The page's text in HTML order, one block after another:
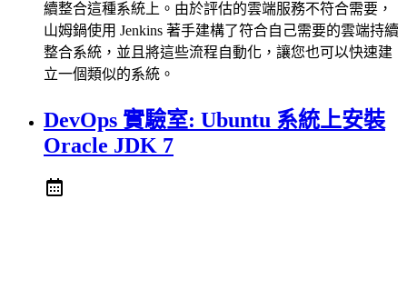
續整合這種系統上。由於評估的雲端服務不符合需要，
山姆鍋使用 Jenkins 著手建構了符合自己需要的雲端持續
整合系統，並且將這些流程自動化，讓您也可以快速建
立一個類似的系統。
DevOps 實驗室: Ubuntu 系統上安裝
Oracle JDK 7